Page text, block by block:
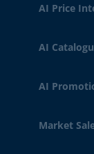
AI Price
AI
AI
Market